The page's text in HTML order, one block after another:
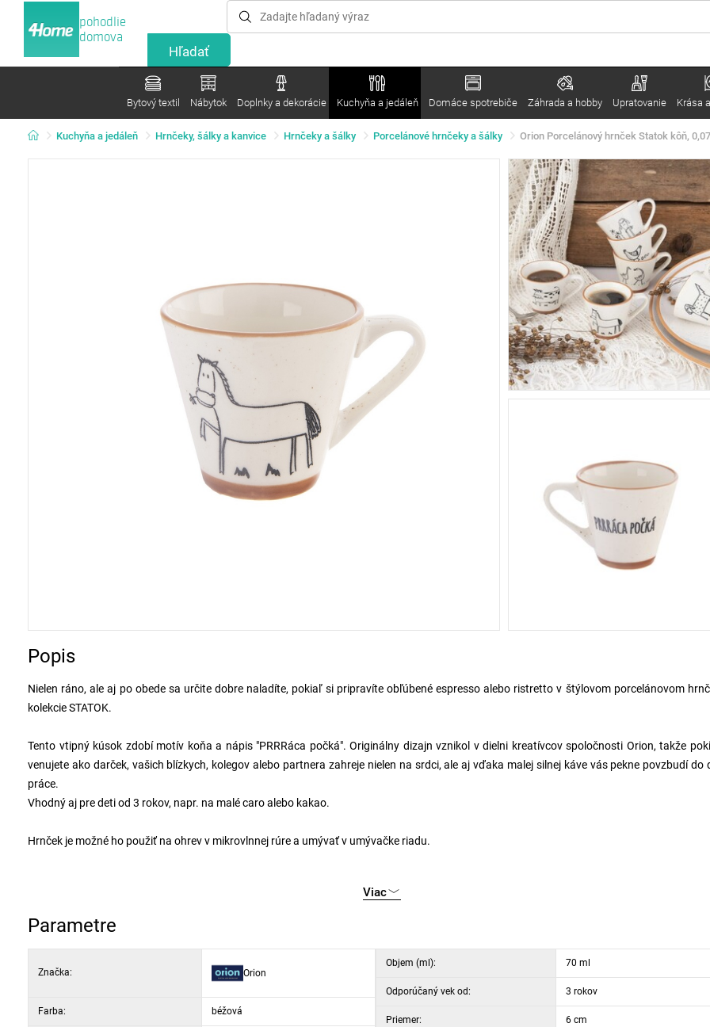
pohodlie
domova
Bytový textil Nábytok Doplnky a dekorácie Kuchyňa a jedáleň Domáce spotrebiče Záhrada a hobby Upratovanie Krása
Kuchyňa a jedáleň Hrnčeky, šálky a kanvice Hrnčeky a šálky Porcelánové hrnčeky a šálky Orion Porcelánový hrnček Statok kôň,
Popis
Nielen ráno, ale aj po obede sa určite dobre naladíte, pokiaľ si pripravíte obľúbené espresso alebo ristretto v štýlovom porcelánovom
kolekcie STATOK.
Tento vtipný kúsok zdobí motív koňa a nápis "PRRRáca počká". Originálny dizajn vznikol v dielni kreatívcov spoločnosti Orion, takže
venujete ako darček, vašich blízkych, kolegov alebo partnera zahreje nielen na srdci, ale aj vďaka malej silnej káve vás pekne povzbudí do
práce.
Vhodný aj pre deti od 3 rokov, napr. na malé caro alebo kakao.
Hrnček je možné ho použiť na ohrev v mikrovlnnej rúre a umývať v umývačke riadu.
Viac
Parametre
Značka: Orion
Farba: béžová
Objem (ml): 70 ml
Odporúčaný vek od: 3 rokov
Priemer: 6 cm